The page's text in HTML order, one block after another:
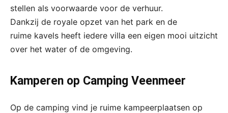
stellen als voorwaarde voor de verhuur.
Dankzij de royale opzet van het park en de
ruime kavels heeft iedere villa een eigen mooi uitzicht
over het water of de omgeving.
Kamperen op Camping Veenmeer
Op de camping vind je ruime kampeerplaatsen op